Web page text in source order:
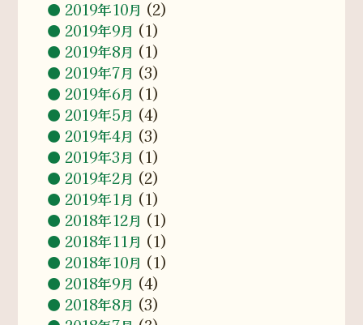
2019年10月 (2)
2019年9月 (1)
2019年8月 (1)
2019年7月 (3)
2019年6月 (1)
2019年5月 (4)
2019年4月 (3)
2019年3月 (1)
2019年2月 (2)
2019年1月 (1)
2018年12月 (1)
2018年11月 (1)
2018年10月 (1)
2018年9月 (4)
2018年8月 (3)